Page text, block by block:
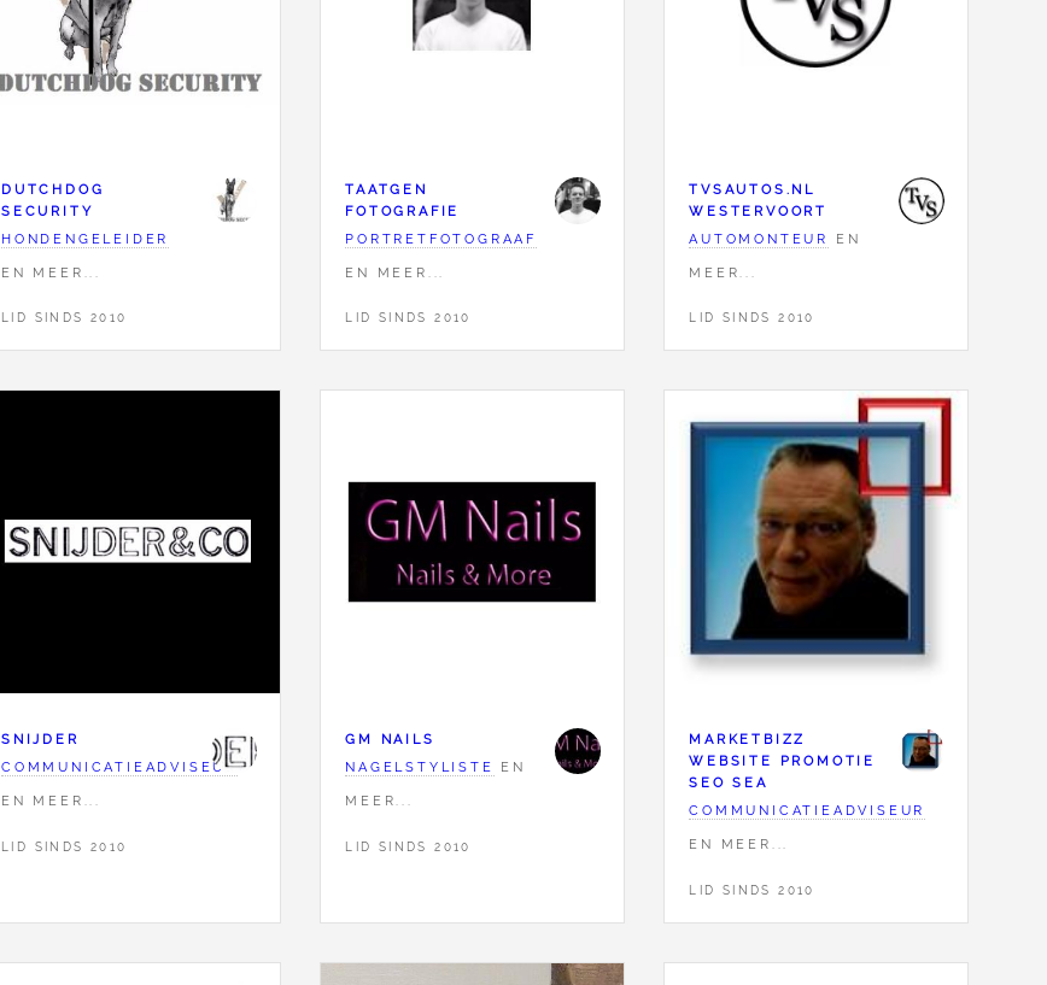
DUTCHDOG
SECURITY
HONDENGELEIDER
EN MEER...
LID SINDS 2010
TAATGEN
FOTOGRAFIE
PORTRETFOTOGRAAF
EN MEER...
LID SINDS 2010
TVSAUTOS.NL
WESTERVOORT
AUTOMONTEUR
EN
MEER...
LID SINDS 2010
SNIJDER
COMMUNICATIEADVISEUR
EN MEER...
LID SINDS 2010
GM NAILS
NAGELSTYLISTE
EN
MEER...
LID SINDS 2010
MARKETBIZZ
WEBSITE PROMOTIE
SEO SEA
COMMUNICATIEADVISEUR
EN MEER...
LID SINDS 2010